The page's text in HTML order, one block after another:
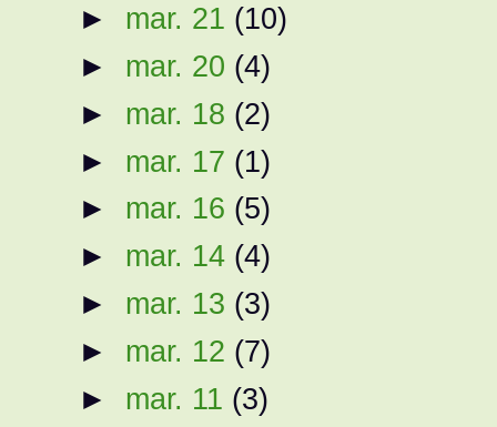
► mar. 21 (10)
► mar. 20 (4)
► mar. 18 (2)
► mar. 17 (1)
► mar. 16 (5)
► mar. 14 (4)
► mar. 13 (3)
► mar. 12 (7)
► mar. 11 (3)